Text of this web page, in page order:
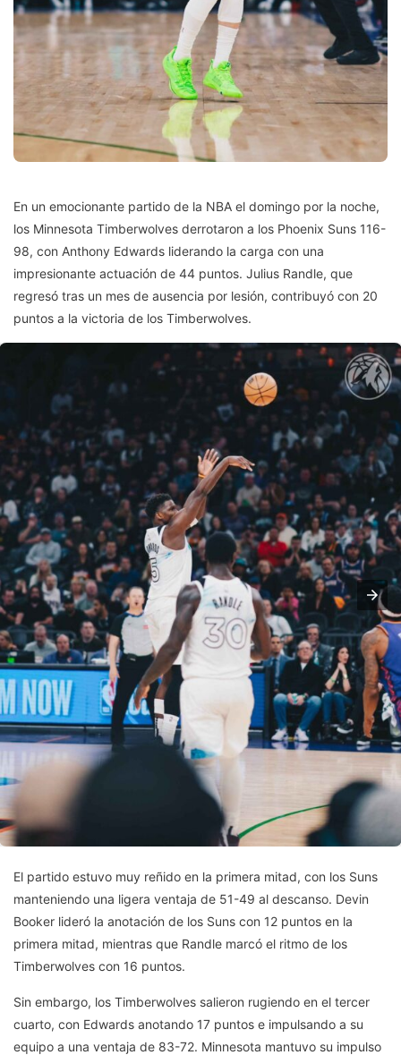
En un emocionante partido de la NBA el domingo por la noche,
los Minnesota Timberwolves derrotaron a los Phoenix Suns 116-
98, con Anthony Edwards liderando la carga con una
impresionante actuación de 44 puntos. Julius Randle, que
regresó tras un mes de ausencia por lesión, contribuyó con 20
puntos a la victoria de los Timberwolves.
El partido estuvo muy reñido en la primera mitad, con los Suns
manteniendo una ligera ventaja de 51-49 al descanso. Devin
Booker lideró la anotación de los Suns con 12 puntos en la
primera mitad, mientras que Randle marcó el ritmo de los
Timberwolves con 16 puntos.
Sin embargo, los Timberwolves salieron rugiendo en el tercer
cuarto, con Edwards anotando 17 puntos e impulsando a su
equipo a una ventaja de 83-72. Minnesota mantuvo su impulso